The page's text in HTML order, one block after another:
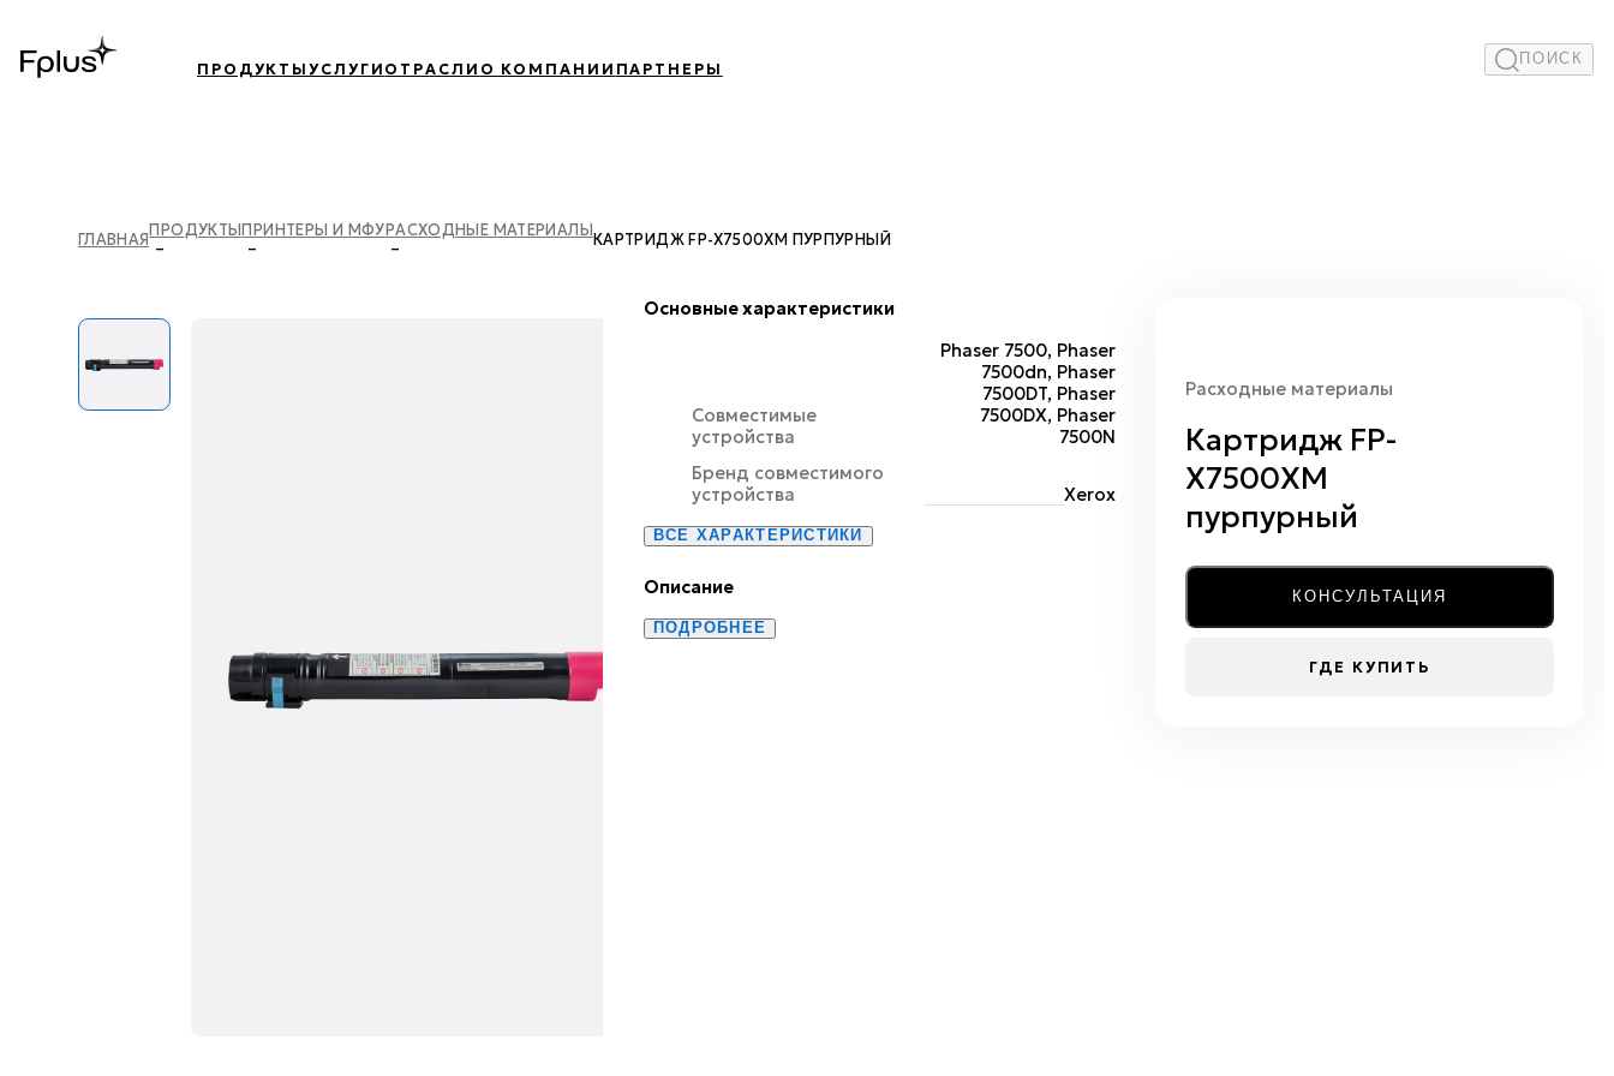
ПРОДУКТЫУСЛУГИ ОТРАСЛИ О КОМПАНИИ ПАРТНЕРЫ
ПОИСК
ГЛАВНАЯПРОДУКТЫ ПРИНТЕРЫ И МФУ РАСХОДНЫЕ МАТЕРИАЛЫ КАРТРИДЖ FP-X7500XM ПУРПУРНЫЙ
Основные характеристики
Совместимые
устройства
Phaser 7500, Phaser
7500dn, Phaser
7500DT, Phaser
7500DX, Phaser
7500N
Бренд совместимого
устройства
Xerox
ВСЕ ХАРАКТЕРИСТИКИ
Описание
ПОДРОБНЕЕ
Расходные материалы
Картридж FP-
X7500XM
пурпурный
КОНСУЛЬТАЦИЯ
ГДЕ КУПИТЬ